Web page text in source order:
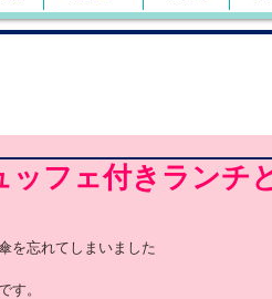
ッフェ付きランチ
を忘れてしまいました
す。